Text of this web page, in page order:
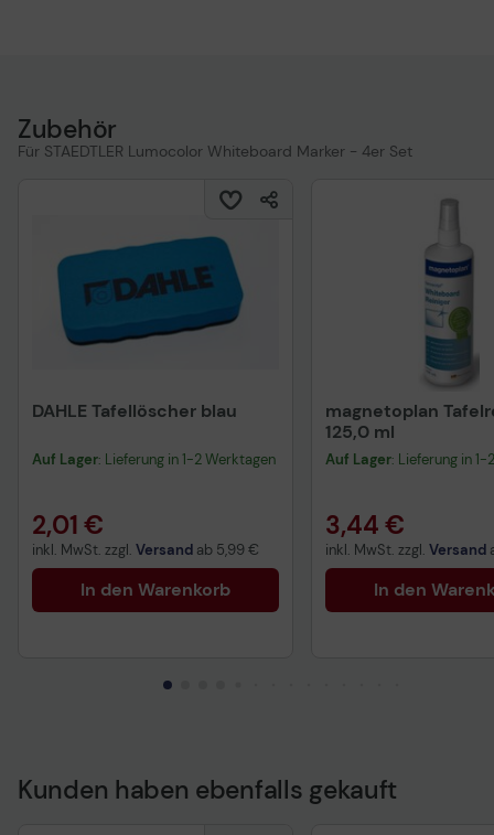
Zubehör
Für STAEDTLER Lumocolor Whiteboard Marker - 4er Set
DAHLE Tafellöscher blau
Auf Lager: Lieferung in 1-2 Werktagen
2,01 €
inkl. MwSt. zzgl. Versand ab 5,99 €
In den Warenkorb
magnetoplan
125,0 ml
Auf Lager: Lieferung in
3,44 €
inkl. MwSt. zzgl. Versand
In den
Kunden haben ebenfalls gekauft